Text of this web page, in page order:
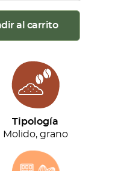
al carrito
Tipología
Molido, grano